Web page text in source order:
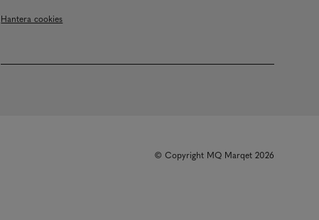
Hantera cookies
© Copyright MQ Marqet 2026